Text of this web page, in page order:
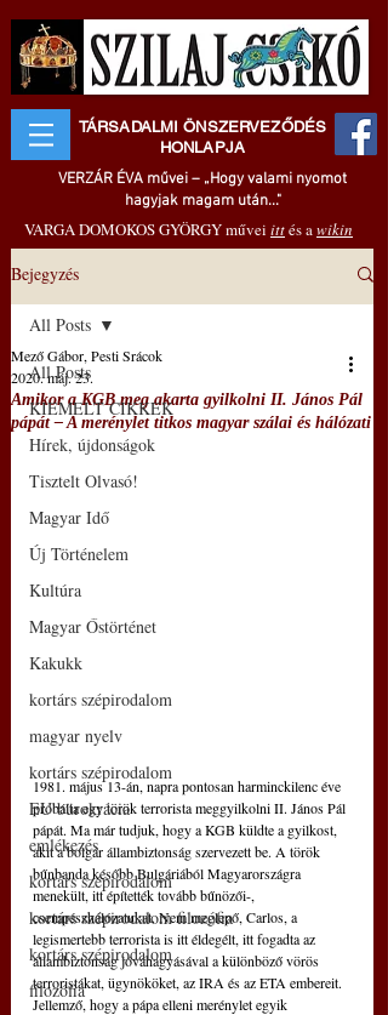
TÁRSADALMI ÖNSZERVEZŐDÉS
HONLAPJA
VERZÁR ÉVA művei – „Hogy valami nyomot
hagyjak magam után..."
VARGA DOMOKOS GYÖRGY művei ittés awikin
Bejegyzés
All Posts
KIEMELT CIKKEK
Hírek, újdonságok
Tisztelt Olvasó!
Magyar Idő
Új Történelem
Kultúra
Magyar Őstörténet
Kakukk
kortárs szépirodalom
magyar nyelv
kortárs szépirodalom
EU bürokrácia
emlékezés
kortárs szépirodalom
kortárs szépirodalom filozófia
kortárs szépirodalom
filozófia
All Posts
Amikor a KGB meg akarta gyilkolni II. János Pál
pápát – A merénylet titkos magyar szálai és hálózati
Mező Gábor, Pesti Srácok
2020. máj. 23.
1981. május 13-án, napra pontosan harminckilenc éve
próbálta egy török terrorista meggyilkolni II. János Pál
pápát. Ma már tudjuk, hogy a KGB küldte a gyilkost,
akit a bolgár állambiztonság szervezett be. A török
bűnbanda később Bulgáriából Magyarországra
menekült, itt építették tovább bűnözői-,
csempészhálózatukat. Nem meglepő, Carlos, a
legismertebb terrorista is itt éldegélt, itt fogadta az
állambiztonság jóváhagyásával a különböző vörös
terroristákat, ügynököket, az IRA és az ETA embereit.
Jellemző, hogy a pápa elleni merénylet egyik